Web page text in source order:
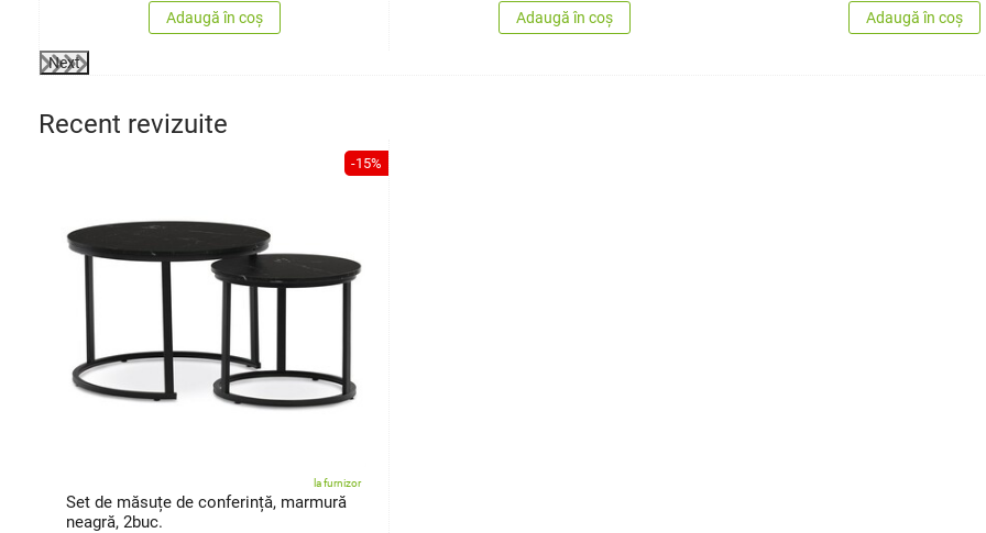
Adaugă în coș Adaugă în coș Adaugă în coș
Next
Recent revizuite
-15%
la furnizor
Set de măsuțe de conferință, marmură
neagră, 2buc.